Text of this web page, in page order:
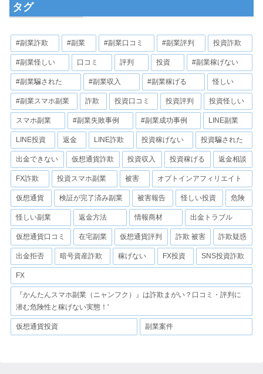
タグ
#副業詐欺 #副業 #副業口コミ #副業評判 投資詐欺
#副業怪しい 口コミ 評判 投資 #副業稼げない
#副業騙された #副業収入 #副業稼げる 怪しい
#副業スマホ副業 詐欺 投資口コミ 投資評判 投資怪しい
スマホ副業 #副業失敗事例 #副業成功事例 LINE副業
LINE投資 返金 LINE詐欺 投資稼げない 投資騙された
出金できない 仮想通貨詐欺 投資収入 投資稼げる 返金相談
FX詐欺 投資スマホ副業 被害 オプトインアフィリエイト
仮想通貨 検証が完了済み副業 被害報告 怪しい投資 危険
怪しい副業 返金方法 情報商材 出金トラブル
仮想通貨口コミ 在宅副業 仮想通貨評判 詐欺 被害 詐欺疑惑
出金拒否 暗号資産詐欺 稼げない FX投資 SNS投資詐欺
FX
『かんたんスマホ副業（ニャンフク）』は詐欺まがい？口コミ・評判に
潜む危険性と稼げない実態！'
仮想通貨投資 副業案件